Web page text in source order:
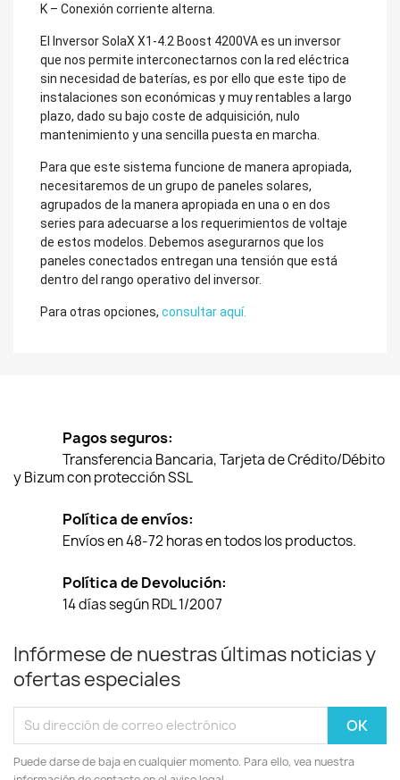
K – Conexión corriente alterna.
El Inversor SolaX X1-4.2 Boost 4200VA es un inversor
que nos permite interconectarnos con la red eléctrica
sin necesidad de baterías, es por ello que este tipo de
instalaciones son económicas y muy rentables a largo
plazo, dado su bajo coste de adquisición, nulo
mantenimiento y una sencilla puesta en marcha.
Para que este sistema funcione de manera apropiada,
necesitaremos de un grupo de paneles solares,
agrupados de la manera apropiada en una o en dos
series para adecuarse a los requerimientos de voltaje
de estos modelos. Debemos asegurarnos que los
paneles conectados entregan una tensión que está
dentro del rango operativo del inversor.
Para otras opciones, consultar aquí.
Pagos seguros:
Transferencia Bancaria, Tarjeta de Crédito/Débito
y Bizum con protección SSL
Política de envíos:
Envíos en 48-72 horas en todos los productos.
Política de Devolución:
14 días según RDL 1/2007
Infórmese de nuestras últimas noticias y
ofertas especiales
Puede darse de baja en cualquier momento. Para ello, vea nuestra